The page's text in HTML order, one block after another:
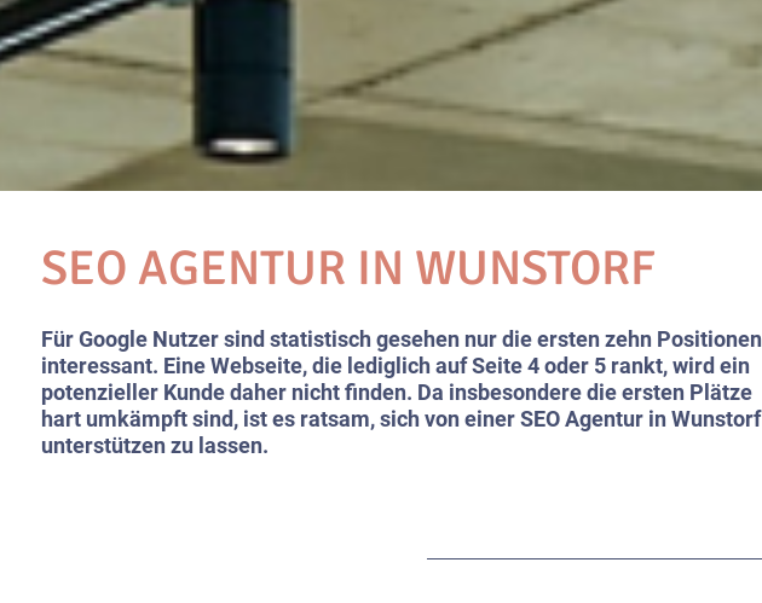
SEO AGENTUR IN WUNSTORF
Für Google Nutzer sind statistisch gesehen nur die ersten zehn Positionen
interessant. Eine Webseite, die lediglich auf Seite 4 oder 5 rankt, wird ein
potenzieller Kunde daher nicht finden. Da insbesondere die ersten Plätze
hart umkämpft sind, ist es ratsam, sich von einer SEO Agentur in Wunstorf
unterstützen zu lassen.